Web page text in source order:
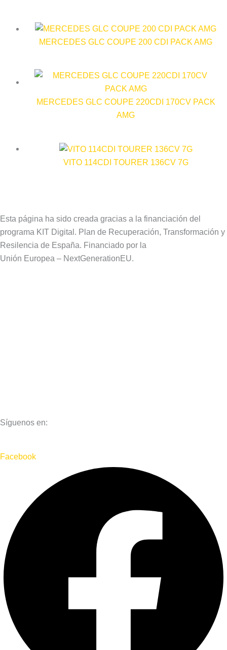
MERCEDES GLC COUPE 200 CDI PACK AMG
MERCEDES GLC COUPE 220CDI 170CV PACK
AMG
VITO 114CDI TOURER 136CV 7G
Esta página ha sido creada gracias a la financiación del
programa KIT Digital. Plan de Recuperación, Transformación y
Resilencia de España. Financiado por la
Unión Europea – NextGenerationEU.
Síguenos en:
Facebook